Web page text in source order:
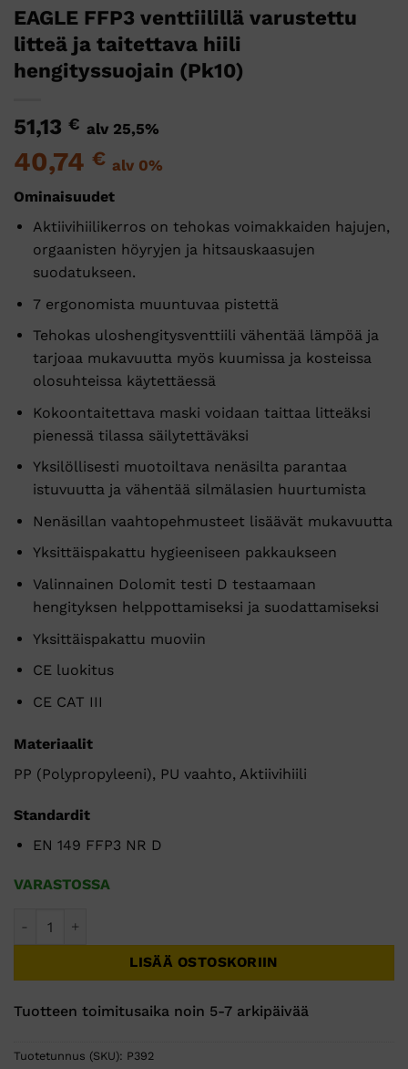
EAGLE FFP3 venttiilillä varustettu
litteä ja taitettava hiili
hengityssuojain (Pk10)
51,13 € alv 25,5%
40,74 € alv 0%
Ominaisuudet
Aktiivihiilikerros on tehokas voimakkaiden hajujen,
orgaanisten höyryjen ja hitsauskaasujen
suodatukseen.
7 ergonomista muuntuvaa pistettä
Tehokas uloshengitysventtiili vähentää lämpöä ja
tarjoaa mukavuutta myös kuumissa ja kosteissa
olosuhteissa käytettäessä
Kokoontaitettava maski voidaan taittaa litteäksi
pienessä tilassa säilytettäväksi
Yksilöllisesti muotoiltava nenäsilta parantaa
istuvuutta ja vähentää silmälasien huurtumista
Nenäsillan vaahtopehmusteet lisäävät mukavuutta
Yksittäispakattu hygieeniseen pakkaukseen
Valinnainen Dolomit testi D testaamaan
hengityksen helppottamiseksi ja suodattamiseksi
Yksittäispakattu muoviin
CE luokitus
CE CAT III
Materiaalit
PP (Polypropyleeni), PU vaahto, Aktiivihiili
Standardit
EN 149 FFP3 NR D
VARASTOSSA
LISÄÄ OSTOSKORIIN
Tuotteen toimitusaika noin 5-7 arkipäivää
Tuotetunnus (SKU): P392